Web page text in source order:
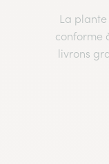
La plante
conforme
livrons